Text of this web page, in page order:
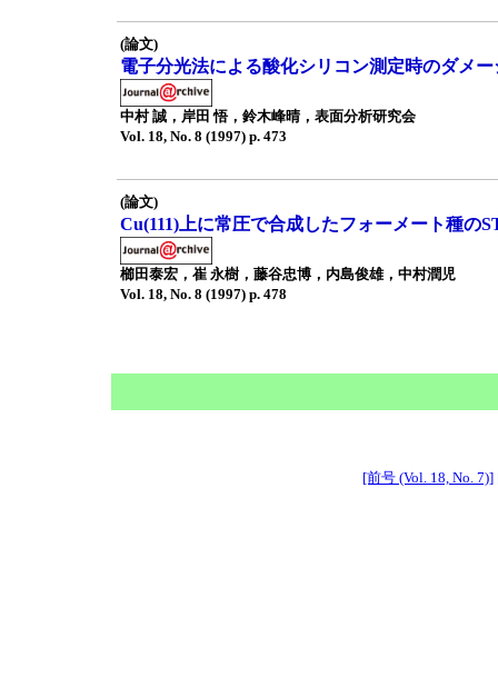
(論文)
電子分光法による酸化シリコン測定時のダメ
中村 誠，岸田 悟，鈴木峰晴，表面分析研究会
Vol. 18, No. 8 (1997) p. 473
(論文)
Cu(111)上に常圧で合成したフォーメート種の
櫛田泰宏，崔 永樹，藤谷忠博，内島俊雄，中村潤児
Vol. 18, No. 8 (1997) p. 478
[前号 (Vol. 18, No. 7)]